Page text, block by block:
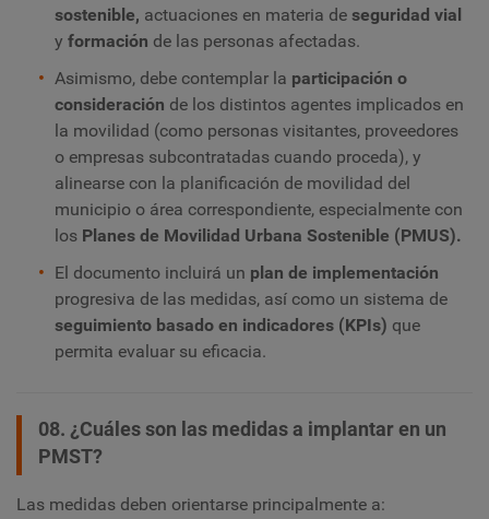
sostenible, actuaciones en materia de seguridad vial
y formación de las personas afectadas.
Asimismo, debe contemplar la participación o
consideración de los distintos agentes implicados en
la movilidad (como personas visitantes, proveedores
o empresas subcontratadas cuando proceda), y
alinearse con la planificación de movilidad del
municipio o área correspondiente, especialmente con
los Planes de Movilidad Urbana Sostenible (PMUS).
El documento incluirá un plan de implementación
progresiva de las medidas, así como un sistema de
seguimiento basado en indicadores (KPIs) que
permita evaluar su eficacia.
08. ¿Cuáles son las medidas a implantar en un
PMST?
Las medidas deben orientarse principalmente a: